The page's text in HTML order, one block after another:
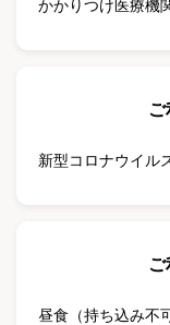
かかりつけ医療機
ご
新型コロナウイル
ご
昼食（持ち込み不